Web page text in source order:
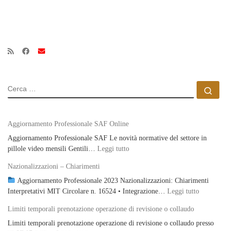
CERCA
Aggiornamento Professionale SAF Online
Aggiornamento Professionale SAF Le novità normative del settore in
pillole video mensili Gentili… Leggi tutto: Aggiornamento Professionale
Nazionalizzazioni – Chiarimenti
Aggiornamento Professionale 2023 Nazionalizzazioni: Chiarimenti
Interpretativi MIT Circolare n. 16524 • Integrazione… Leggi tutto:
Limiti temporali prenotazione operazione di revisione o collaudo
Limiti temporali prenotazione operazione di revisione o collaudo presso